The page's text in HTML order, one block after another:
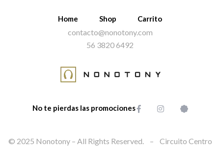
Home Shop Carrito
contacto@nonotony.com
56 3820 6492
No te pierdas las promociones
© 2025 Nonotony – All Rights Reserved. – Circuito Centro